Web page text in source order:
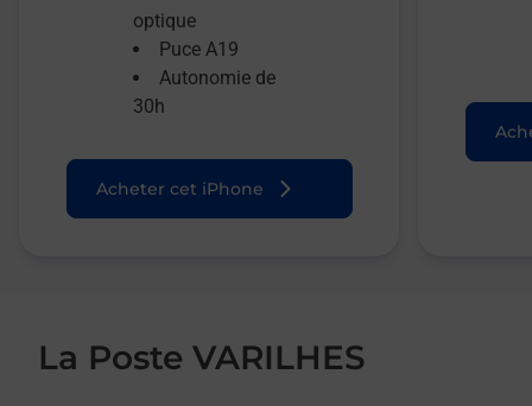
optique
Puce A19
Autonomie de
30h
Acheter cet iPhone
La Poste VARILHES